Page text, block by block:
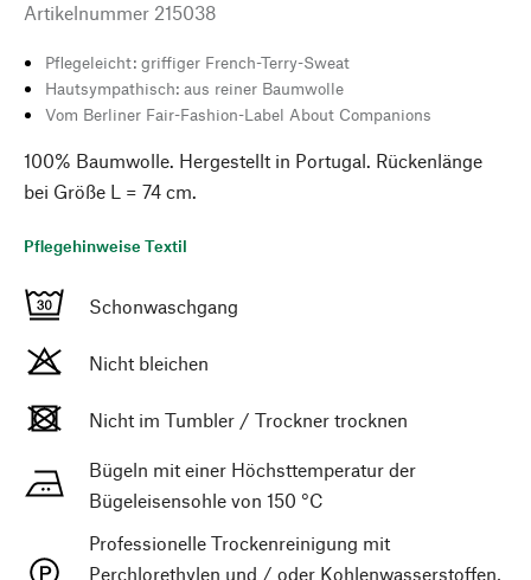
Artikelnummer 215038
Pflegeleicht: griffiger French-Terry-Sweat
Hautsympathisch: aus reiner Baumwolle
Vom Berliner Fair-Fashion-Label About Companions
100% Baumwolle. Hergestellt in Portugal. Rückenlänge
bei Größe L = 74 cm.
Pflegehinweise Textil
Schonwaschgang
Nicht bleichen
Nicht im Tumbler / Trockner trocknen
Bügeln mit einer Höchsttemperatur der
Bügeleisensohle von 150 °C
Professionelle Trockenreinigung mit
Perchlorethylen und / oder Kohlenwasserstoffen,